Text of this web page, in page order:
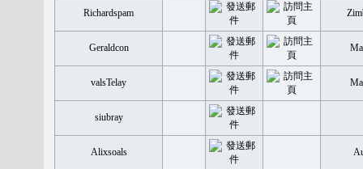
Richardspam
Geraldcon
valsTelay
siubray
Alixsoals